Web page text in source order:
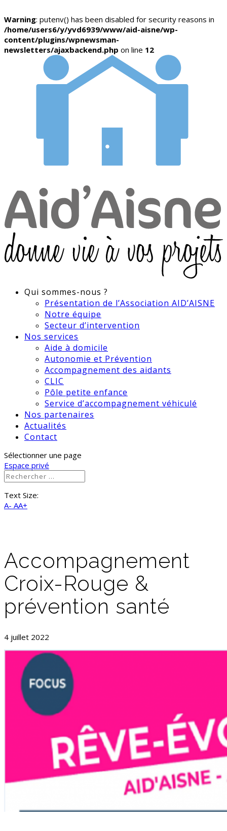
Warning: putenv() has been disabled for security reasons in
/home/users6/y/yvd6939/www/aid-aisne/wp-
content/plugins/wpnewsman-
newsletters/ajaxbackend.php on line 12
Qui sommes-nous ?
Présentation de l’Association AID’AISNE
Notre équipe
Secteur d’intervention
Nos services
Aide à domicile
Autonomie et Prévention
Accompagnement des aidants
CLIC
Pôle petite enfance
Service d’accompagnement véhiculé
Nos partenaires
Actualités
Contact
Sélectionner une page
Espace privé
Text Size:
A- AA+
Accompagnement
Croix-Rouge &
prévention santé
4 juillet 2022